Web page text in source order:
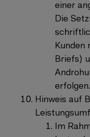
einer
Die
Kunden
Briefs)
erfolgen.
Hinweis auf
Im